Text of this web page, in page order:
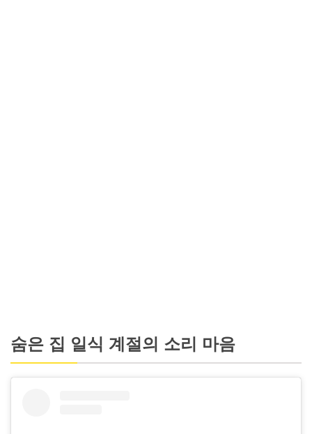
숨은 집 일식 계절의 소리 마음